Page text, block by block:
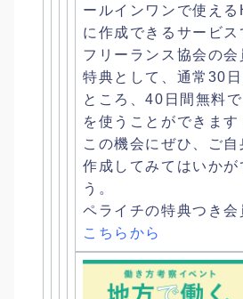
ールインワンで使え
に作成できるサービス
フリーランス協会の会
特典として、 通常30
ところ、40日間無料
を使うことができます
この機会にぜひ、ご
作成してみてはいかが
う。
ペライチの特典つき会
こちらから